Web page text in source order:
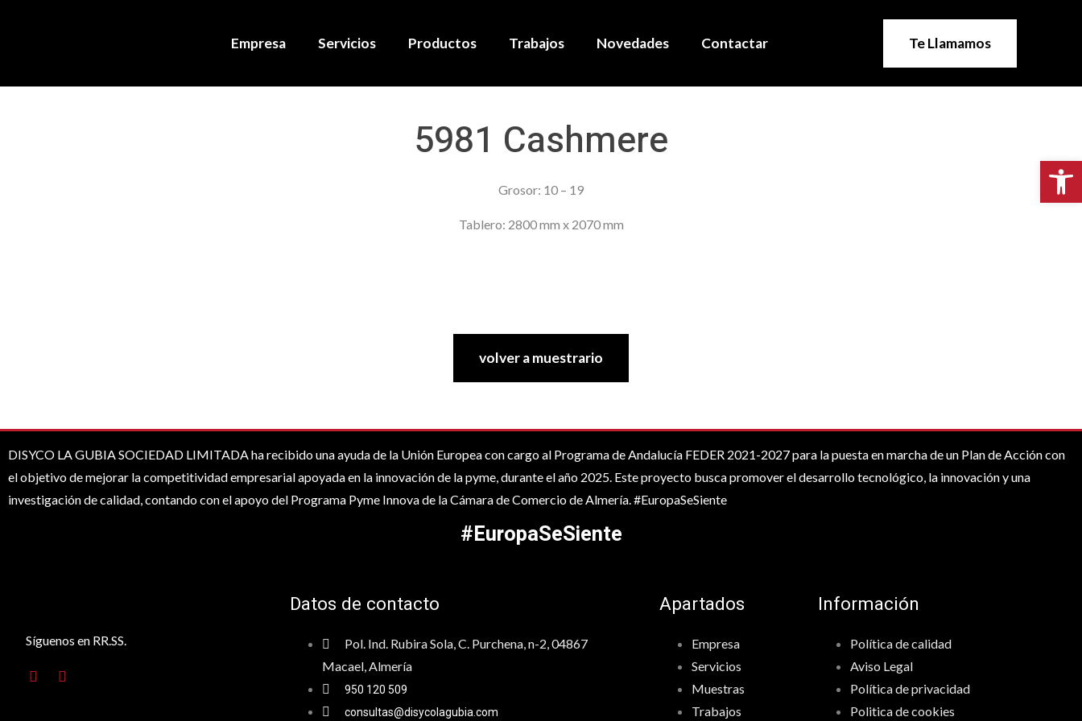
Empresa Servicios Productos Trabajos Novedades Contactar Te Llamamos
5981 Cashmere
Grosor: 10 – 19
Tablero: 2800 mm x 2070 mm
volver a muestrario
DISYCO LA GUBIA SOCIEDAD LIMITADA ha recibido una ayuda de la Unión Europea con cargo al Programa de Andalucía FEDER 2021-2027 para la puesta en marcha de un Plan de Acción con
el objetivo de mejorar la competitividad empresarial apoyada en la innovación de la pyme, durante el año 2025. Este proyecto busca promover el desarrollo tecnológico, la innovación y una
investigación de calidad, contando con el apoyo del Programa Pyme Innova de la Cámara de Comercio de Almería. #EuropaSeSiente
#EuropaSeSiente
Síguenos en RR.SS.
Datos de contacto
Pol. Ind. Rubira Sola, C. Purchena, n-2, 04867
Macael, Almería
950 120 509
consultas@disycolagubia.com
Apartados
Empresa
Servicios
Muestras
Trabajos
Información
Política de calidad
Aviso Legal
Política de privacidad
Politica de cookies